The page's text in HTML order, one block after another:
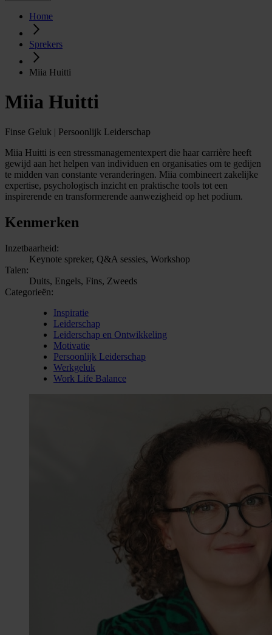
Home
Sprekers
Miia Huitti
Miia Huitti
Finse Geluk | Persoonlijk Leiderschap
Miia Huitti is een stressmanagementexpert die haar carrière heeft
gewijd aan het helpen van individuen en organisaties om te gedijen
te midden van constante veranderingen. Miia combineert zakelijke
expertise, psychologisch inzicht en praktische tools tot een
inspirerende en transformerende aanwezigheid op het podium.
Kenmerken
Inzetbaarheid:
Keynote spreker, Q&A sessies, Workshop
Talen:
Duits, Engels, Fins, Zweeds
Categorieën:
Inspiratie
Leiderschap
Leiderschap en Ontwikkeling
Motivatie
Persoonlijk Leiderschap
Werkgeluk
Work Life Balance